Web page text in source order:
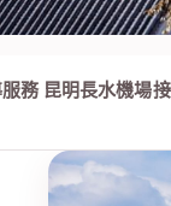
務 昆明長水機場